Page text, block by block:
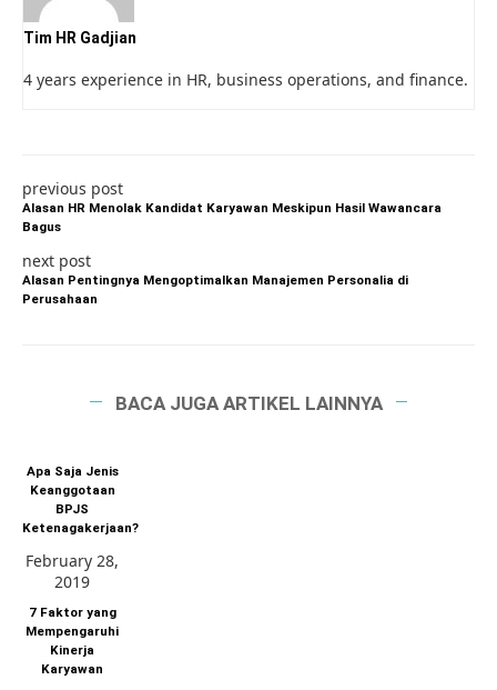
Tim HR Gadjian
4 years experience in HR, business operations, and finance.
previous post
Alasan HR Menolak Kandidat Karyawan Meskipun Hasil Wawancara
Bagus
next post
Alasan Pentingnya Mengoptimalkan Manajemen Personalia di
Perusahaan
BACA JUGA ARTIKEL LAINNYA
Apa Saja Jenis
Keanggotaan
BPJS
Ketenagakerjaan?
February 28,
2019
7 Faktor yang
Mempengaruhi
Kinerja
Karyawan